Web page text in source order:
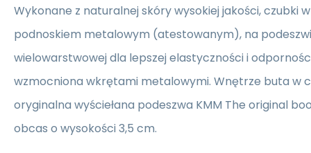
Wykonane z naturalnej skóry wysokiej jakości, czubki
podnoskiem metalowym (atestowanym), na
wielowarstwowej dla lepszej elastyczności i
wzmocniona wkrętami metalowymi. Wnętrze buta w
oryginalna wyściełana podeszwa KMM The original
obcas o wysokości 3,5 cm.